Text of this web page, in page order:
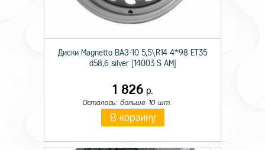
Технические характеристики
Ширина 6,75
Диаметр ступицы 176
Диски Magnetto ВАЗ-10 5,5\R14 4*98 ET35
d58,6 silver [14003 S AM]
1 826р.
Осталось: больше 10 шт.
В корзину